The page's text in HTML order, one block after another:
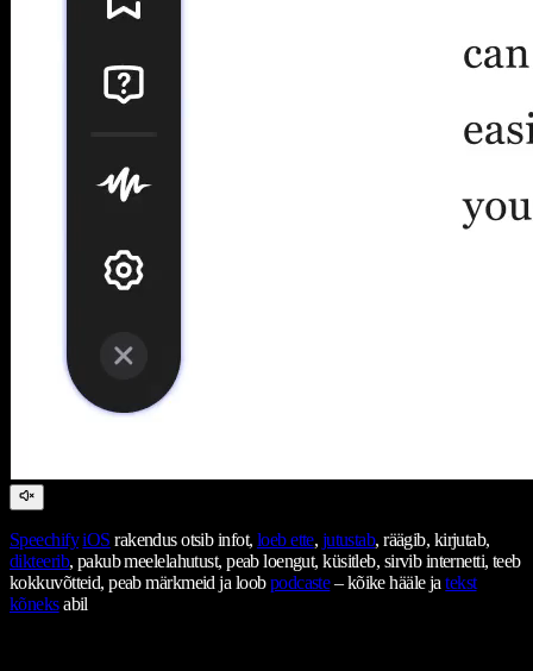
Speechify iOS rakendus otsib infot, loeb ette, jutustab, räägib, kirjutab,
dikteerib, pakub meelelahutust, peab loengut, küsitleb, sirvib internetti, teeb
kokkuvõtteid, peab märkmeid ja loobpodcaste– kõike hääle jatekst
kõneksabil